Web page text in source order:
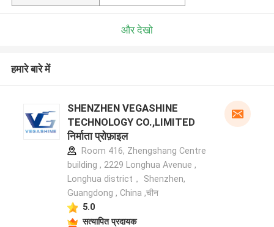
और देखो
हमारे बारे में
SHENZHEN VEGASHINE
TECHNOLOGY CO.,LIMITED
निर्माता प्रोफ़ाइल
Room 416, Zhengshang Centre
building , 2229 Longhua Avenue ,
Longhua district， Shenzhen,
Guangdong , China ,चीन
5.0
सत्यापित प्रदायक